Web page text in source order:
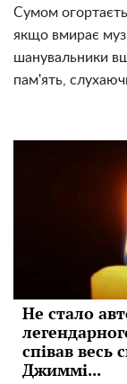
Сумом
якщо вмирає
шанувальники
пам'ять,
Не стало
співав весь
Джиммі...